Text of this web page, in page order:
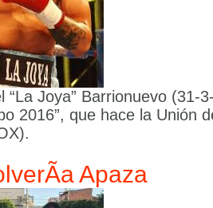
“La Joya” Barrionuevo
2016”, que hace la Unión
Apaza